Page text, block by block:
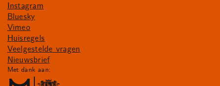
Instagram
Bluesky
Vimeo
Huisregels
Veelgestelde vragen
Nieuwsbrief
Met dank aan: